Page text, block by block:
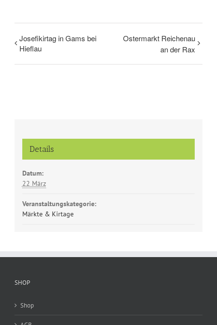
Josefikirtag in Gams bei
Hieflau
Ostermarkt Reichenau
an der Rax
Details
Datum:
22 März
Veranstaltungskategorie:
Märkte & Kirtage
SHOP
Shop